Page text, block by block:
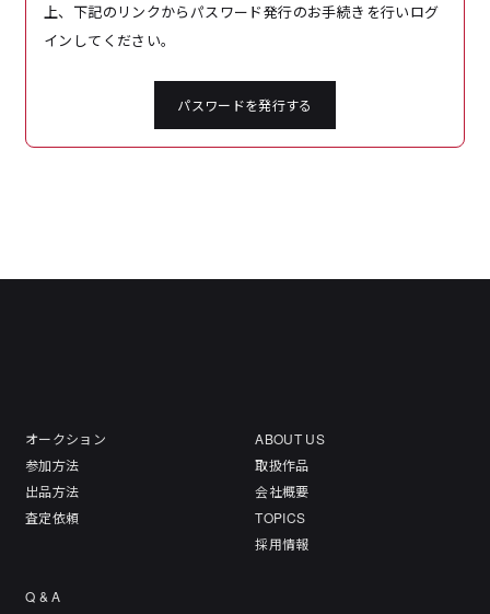
上、下記のリンクからパスワード発行のお手続きを行いログ
インしてください。
パスワードを発行する
オークション
参加方法
出品方法
査定依頼
ABOUT US
取扱作品
会社概要
TOPICS
採用情報
Q & A